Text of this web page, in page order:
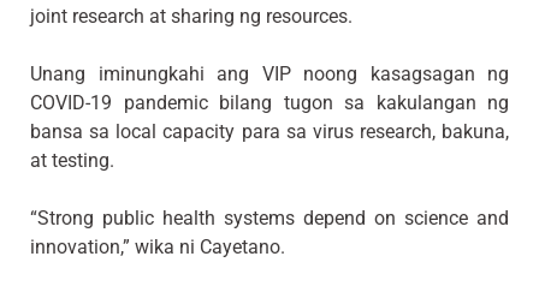
joint research at sharing ng resources.
Unang iminungkahi ang VIP noong kasagsagan ng
COVID-19 pandemic bilang tugon sa kakulangan ng
bansa sa local capacity para sa virus research, bakuna,
at testing.
“Strong public health systems depend on science and
innovation,” wika ni Cayetano.